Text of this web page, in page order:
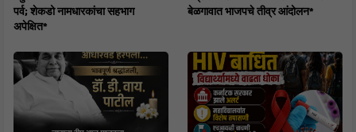
पर्व; शेकडो नामधारकांचा सहभाग
अपेक्षित*
बेळगावात भाजपचे तीव्र आंदोलन*